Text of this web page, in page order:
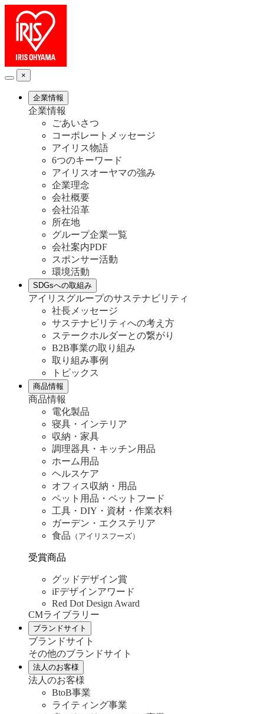
×
企業情報
企業情報
ごあいさつ
コーポレートメッセージ
アイリス物語
6つのキーワード
アイリスオーヤマの強み
企業理念
会社概要
会社沿革
所在地
グループ企業一覧
会社案内PDF
スポンサー活動
環境活動
SDGsへの取組み
アイリスグループのサステナビリティ
社長メッセージ
サステナビリティへの考え方
ステークホルダーとの繋がり
B2B事業の取り組み
取り組み事例
トピックス
商品情報
商品情報
電化製品
寝具・インテリア
収納・家具
調理器具・キッチン用品
ホーム用品
ヘルスケア
オフィス収納・用品
ペット用品・ペットフード
工具・DIY・資材・作業衣料
ガーデン・エクステリア
食品 （アイリスフーズ）
受賞商品
グッドデザイン賞
iFデザインアワード
Red Dot Design Award
CMライブラリー
ブランドサイト
ブランドサイト
その他のブランドサイト
法人のお客様
法人のお客様
BtoB事業
ライティング事業